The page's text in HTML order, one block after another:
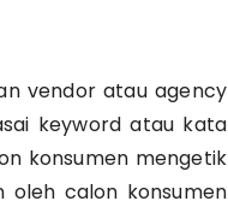
vendor atau agency
keyword atau kata
konsumen mengetik
oleh calon konsumen